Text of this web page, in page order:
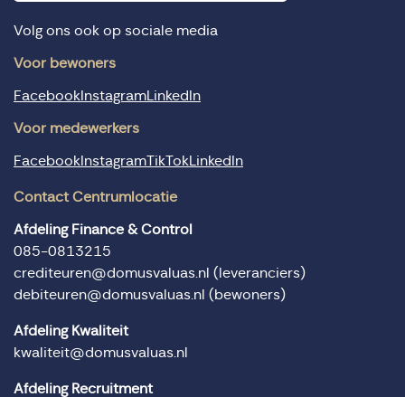
Volg ons ook op sociale media
Voor bewoners
Facebook Instagram LinkedIn
Voor medewerkers
Facebook InstagramTikTok LinkedIn
Contact Centrumlocatie
Afdeling Finance & Control
085-0813215
crediteuren@domusvaluas.nl (leveranciers)
debiteuren@domusvaluas.nl (bewoners)
Afdeling Kwaliteit
kwaliteit@domusvaluas.nl
Afdeling Recruitment